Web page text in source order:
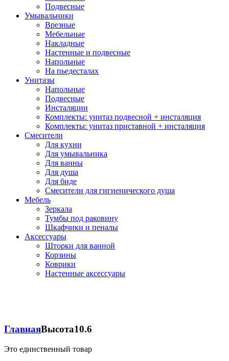
Подвесные
Умывальники
Врезные
Мебельные
Накладные
Настенные и подвесные
Напольные
На пьедесталах
Унитазы
Напольные
Подвесные
Инсталяции
Комплекты: унитаз подвесной + инсталяция
Комплекты: унитаз приставной + инсталяция
Смесители
Для кухни
Для умывальника
Для ванны
Для душа
Для биде
Смесители для гигиенического душа
Мебель
Зеркала
Тумбы под раковину
Шкафчики и пеналы
Аксессуары
Шторки для ванной
Корзины
Коврики
Настенные аксессуары
ГлавнаяВысота10.6
Это единственный товар